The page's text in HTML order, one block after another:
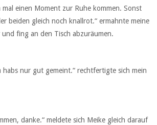
mal einen Moment zur Ruhe kommen. Sonst
beiden gleich noch knallrot.“ ermahnte meine
fing an den Tisch abzuräumen.
habs nur gut gemeint.“ rechtfertigte sich mein
danke.“ meldete sich Meike gleich darauf